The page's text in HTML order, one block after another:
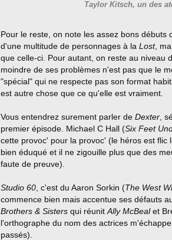
Taylor Kitsch, un des
Pour le reste, on note les assez bons débuts
d'une multitude de personnages à la Lost,
que celle-ci. Pour autant, on reste au niveau
moindre de ses problèmes n'est pas que le
"spécial" qui ne respecte pas son format
est autre chose que ce qu'elle est vraiment.
Vous entendrez surement parler de Dexter ,
premier épisode. Michael C Hall (Six Feet
cette provoc' pour la provoc' (le héros est
bien éduqué et il ne zigouille plus que des
faute de preuve).
Studio 60 , c'est du Aaron Sorkin (The West
commence bien mais accentue ses défauts
Brothers & Sisters qui réunit Ally McBealet
l'orthographe du nom des actrices
passés).